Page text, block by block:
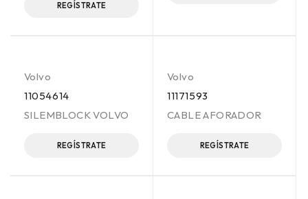
REGÍSTRATE
Volvo
11054614
SILEMBLOCK VOLVO
REGÍSTRATE
Volvo
11171593
CABLE AFORADOR
REGÍSTRATE